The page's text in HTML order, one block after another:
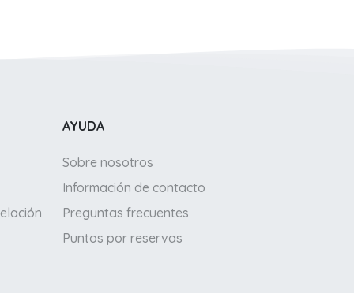
AYUDA
Sobre nosotros
Información de contacto
Preguntas frecuentes
Puntos por reservas